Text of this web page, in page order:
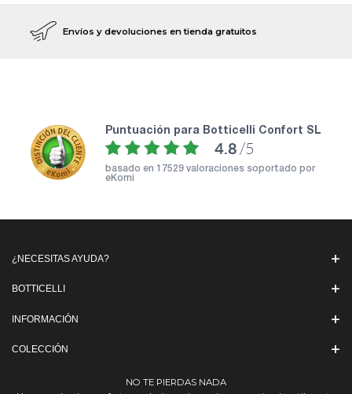
Envíos y devoluciones en tienda gratuitos
puntuación para Botticelli Confort SL
4.8 /5
basado en 17529 valoraciones soportado por
eKomi
¿NECESITAS AYUDA?
BOTTICELLI
INFORMACIÓN
COLECCIÓN
NO TE PIERDAS NADA